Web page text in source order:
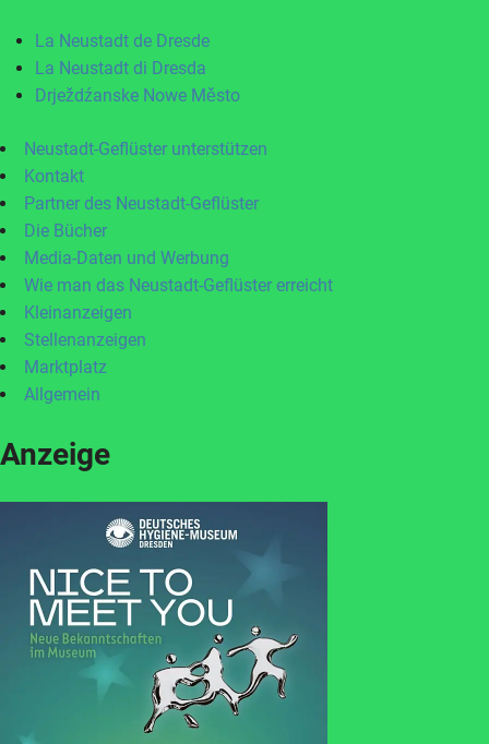
La Neustadt de Dresde
La Neustadt di Dresda
Drježdźanske Nowe Město
Neustadt-Geflüster unterstützen
Kontakt
Partner des Neustadt-Geflüster
Die Bücher
Media-Daten und Werbung
Wie man das Neustadt-Geflüster erreicht
Kleinanzeigen
Stellenanzeigen
Marktplatz
Allgemein
Anzeige